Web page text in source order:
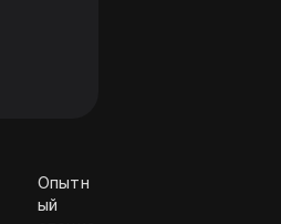
Опытн
ый